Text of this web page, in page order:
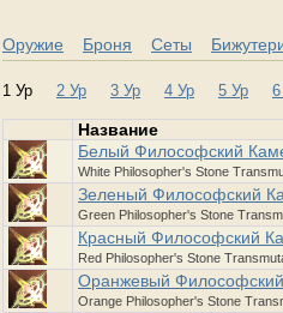
Оружие Броня Сеты
1 Ур 2 Ур 3 Ур 4 Ур 5 Ур
Название
Белый Философский
White Philosopher's Stone
Зеленый Философский
Green Philosopher's Stone
Красный Философский
Red Philosopher's Stone
Оранжевый
Orange Philosopher's Stone